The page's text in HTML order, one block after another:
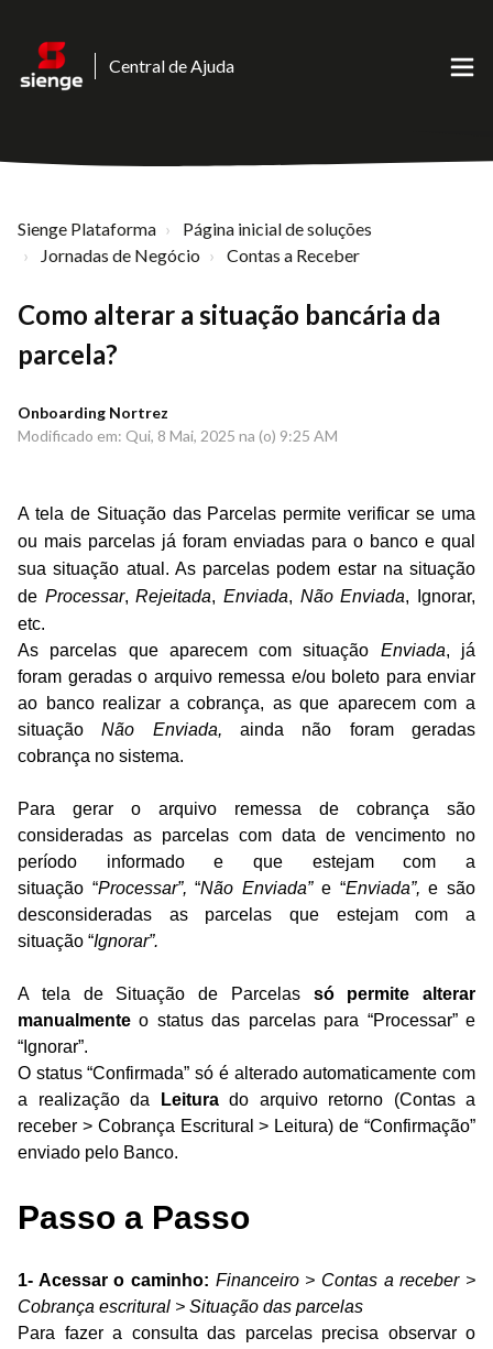
Central de Ajuda
Sienge Plataforma
Página inicial de soluções
Jornadas de Negócio
Contas a Receber
Como alterar a situação bancária da
parcela?
Onboarding Nortrez
Modificado em: Qui, 8 Mai, 2025 na (o) 9:25 AM
A tela de Situação das Parcelas permite verificar se uma
ou mais parcelas já foram enviadas para o banco e qual
sua situação atual. As parcelas podem estar na situação
de Processar,Rejeitada,Enviada, Não Enviada, Ignorar,
etc.
As parcelas que aparecem com situação Enviada, já
foram geradas o arquivo remessa e/ou boleto para enviar
ao banco realizar a cobrança, as que aparecem com a
situaçãoNão Enviada, ainda não foramgeradas
cobrança no sistema.
Para gerar o arquivo remessa de cobrança são
consideradas as parcelas com data de vencimento no
período informado e que estejam com a
situação “Processar”, “Não Enviada”e “Enviada”, e são
desconsideradas as parcelas que estejam com a
situação “Ignorar”.
A tela de Situação de Parcelas só permite alterar
manualmente o status das parcelas para “Processar” e
“Ignorar”.
O status “Confirmada” só é alterado automaticamente com
a realização da
Leiturado arquivo retorno (Contas a
receber > Cobrança Escritural > Leitura)de “Confirmação”
enviado pelo Banco.
Passo a Passo
1- Acessar o caminho: Financeiro > Contas a receber >
Cobrança escritural > Situação das parcelas
Para fazer a consulta das parcelas precisa observar o